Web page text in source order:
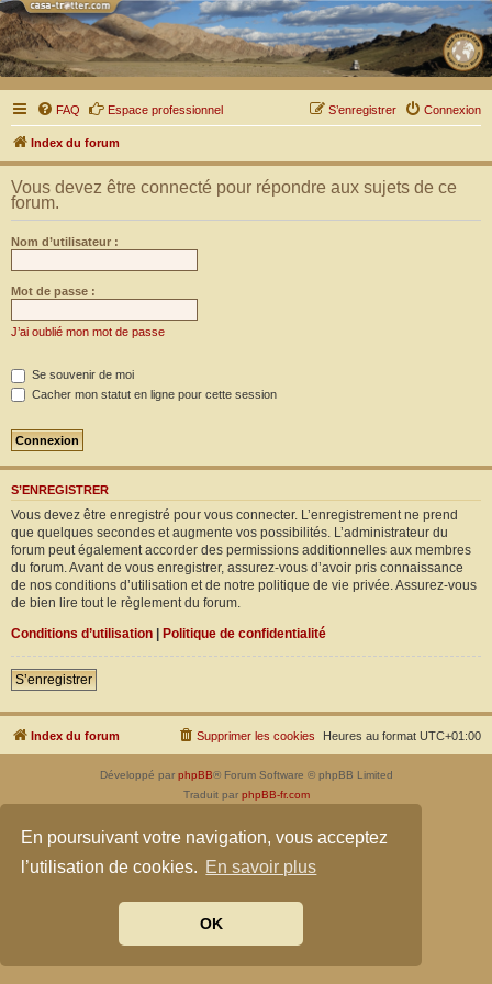
En poursuivant votre navigation, vous acceptez
l’utilisation de cookies. En savoir plus
OK
FAQ Espace professionnel Connexion
S’enregistrer
Index du forum
Vous devez être connecté pour répondre aux sujets de ce
forum.
Nom d’utilisateur :
Mot de passe :
J’ai oublié mon mot de passe
Se souvenir de moi
Cacher mon statut en ligne pour cette session
S’ENREGISTRER
Vous devez être enregistré pour vous connecter. L’enregistrement ne prend
que quelques secondes et augmente vos possibilités. L’administrateur du
forum peut également accorder des permissions additionnelles aux membres
du forum. Avant de vous enregistrer, assurez-vous d’avoir pris connaissance
de nos conditions d’utilisation et de notre politique de vie privée. Assurez-vous
de bien lire tout le règlement du forum.
Conditions d’utilisation | Politique de confidentialité
S’enregistrer
Index du forum Heures au format UTC+01:00
Supprimer les cookies
Développé par phpBB® Forum Software © phpBB Limited
Traduit par phpBB-fr.com